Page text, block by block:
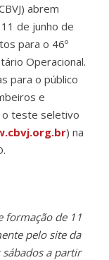
abrem
de junho de
para o 46º
Operacional.
para o público
e
o teste seletivo
) na
formação de 11
pelo site da
a partir